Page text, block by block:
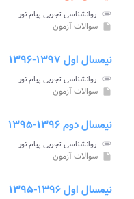
attachment روانشناسی تجربی پیام نور
insert_drive_file سوالات آزمون
نیمسال اول ۱۳۹۷-۱۳۹۶
attachment روانشناسی تجربی پیام نور
insert_drive_file سوالات آزمون
نیمسال دوم ۱۳۹۶-۱۳۹۵
attachment روانشناسی تجربی پیام نور
insert_drive_file سوالات آزمون
نیمسال اول ۱۳۹۶-۱۳۹۵